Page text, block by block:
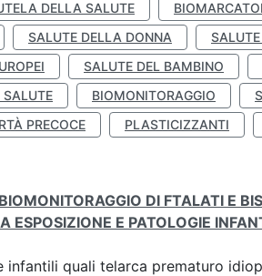
DELLA SALUTE
SALUTE DELLA DONNA
SALUTE DEL BAMBINO
BIOMONITORAGGIO
PRECOCE PLASTICIZZANTI
DI FTALATI E
ESPOSIZIONE E PATOLOGIE
infantili quali telarca prematuro